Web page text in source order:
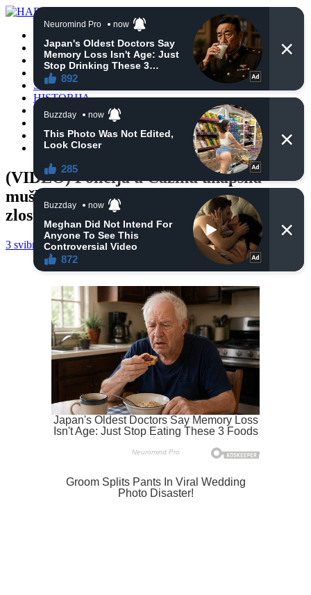
VIJESTI
BIH
TURSKA
SVIJET
HISTORIJA
RELIGIJA
ZANIMLJIVOSTI
CRNA HRONIKA
OBAVIJESTI
(VIDEO) Policija u Cazinu uhapsila
muškarca zbog pokušaja spolnog
zlostavljanja djeteta
3 svibnja, 2025 haberhana POČETNA